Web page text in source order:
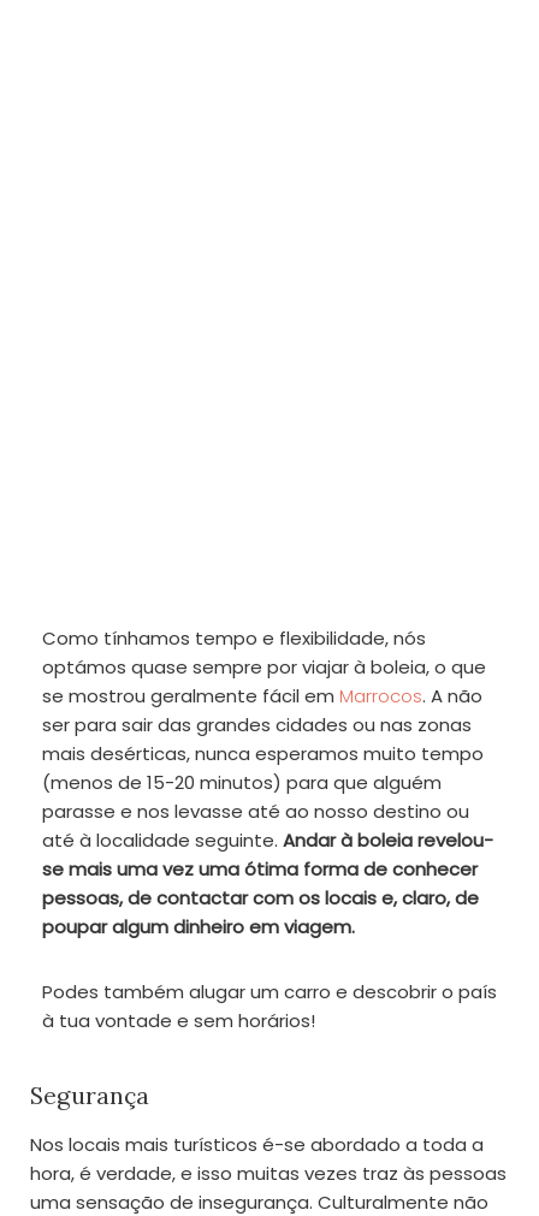
Como tínhamos tempo e flexibilidade, nós
optámos quase sempre por viajar à boleia, o que
se mostrou geralmente fácil em Marrocos. A não
ser para sair das grandes cidades ou nas zonas
mais desérticas, nunca esperamos muito tempo
(menos de 15-20 minutos) para que alguém
parasse e nos levasse até ao nosso destino ou
até à localidade seguinte. Andar à boleia revelou-
se mais uma vez uma ótima forma de conhecer
pessoas, de contactar com os locais e, claro, de
poupar algum dinheiro em viagem.
Podes também alugar um carro e descobrir o país
à tua vontade e sem horários!
Segurança
Nos locais mais turísticos é-se abordado a toda a
hora, é verdade, e isso muitas vezes traz às pessoas
uma sensação de insegurança. Culturalmente não